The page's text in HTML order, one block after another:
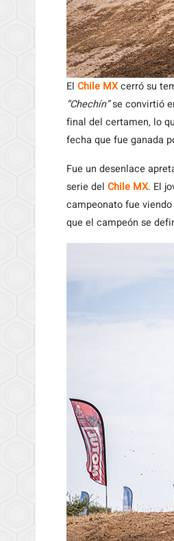
El Chile MXcerró su
“Chechín”se convirtió
final del certamen, lo
fecha que fue ganada
Fue un desenlace
serie del Chile MX. El
campeonato fue
que el campeón se